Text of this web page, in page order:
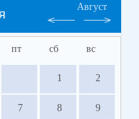
Август
пт сб вс
1 2
7 8 9